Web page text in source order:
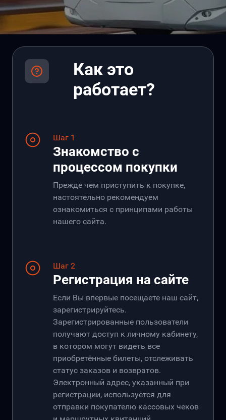
Как это
работает?
Шаг 1
Знакомство с
процессом покупки
Прежде чем приступить к покупке,
настоятельно рекомендуем
ознакомиться с принципами работы
нашего сайта.
Шаг 2
Регистрация на сайте
Если Вы впервые посещаете наш сайт,
зарегистрируйтесь.
Зарегистрированные пользователи
получают доступ к личному кабинету,
в котором могут видеть все
приобретённые билеты, отслеживать
статус заказов и возвратов.
Электронный адрес, указанный при
регистрации, используется для
отправки покупателю кассовых чеков